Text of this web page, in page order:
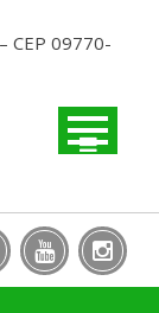
CEP 09770-